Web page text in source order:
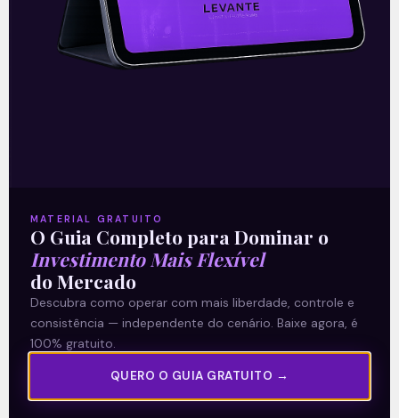
Multiplan (MULT3) combina
crescimento operacional e
03/08/2026 Nenhum comentário
Petrobras (PETR4) amplia
produção e bate recordes
operacionais no 2T26
MATERIAL GRATUITO
O Guia Completo para Dominar o
Investimento Mais Flexível
do Mercado
Descubra como operar com mais liberdade, controle e
consistência — independente do cenário. Baixe agora, é
100% gratuito.
QUERO O GUIA GRATUITO →